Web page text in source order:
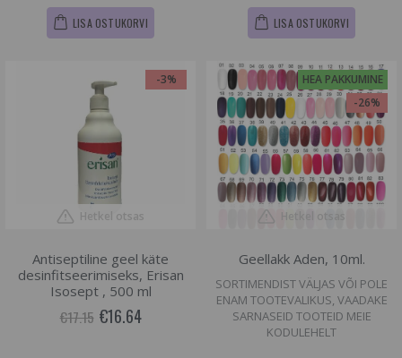
LISA OSTUKORVI LISA OSTUKORVI
-3%
Hetkel otsas
Antiseptiline geel käte
desinfitseerimiseks, Erisan
Isosept , 500 ml
€17.15 €16.64
HEA PAKKUMINE
-26%
Hetkel otsas
Geellakk Aden, 10ml.
SORTIMENDIST VÄLJAS VÕI POLE
ENAM TOOTEVALIKUS, VAADAKE
SARNASEID TOOTEID MEIE
KODULEHELT